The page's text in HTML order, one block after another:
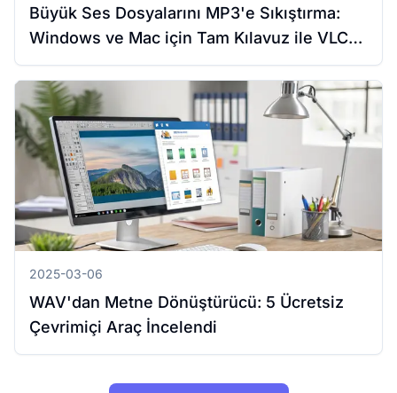
Büyük Ses Dosyalarını MP3'e Sıkıştırma:
Windows ve Mac için Tam Kılavuz ile VLC
Kullanımı
2025-03-06
WAV'dan Metne Dönüştürücü: 5 Ücretsiz
Çevrimiçi Araç İncelendi